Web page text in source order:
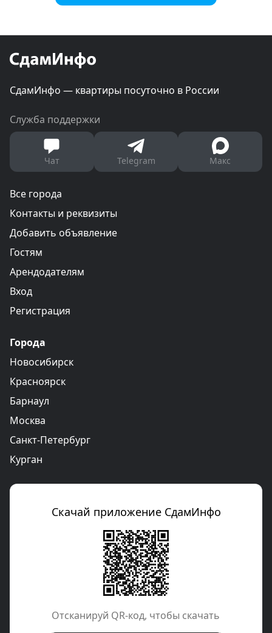
СдамИнфо — квартиры посуточно в России
Служба поддержки
Чат Telegram Макс
Все города
Контакты и реквизиты
Добавить объявление
Гостям
Арендодателям
Вход
Регистрация
Города
Новосибирск
Красноярск
Барнаул
Москва
Санкт-Петербург
Курган
Скачай приложение СдамИнфо
Отcканируй QR-код, чтобы скачать